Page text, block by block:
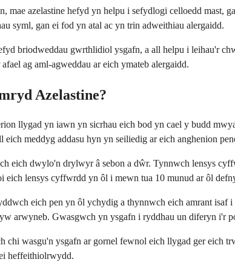
mae azelastine hefyd yn helpu i sefydlogi celloedd
syml, gan ei fod yn atal ac yn trin adweithiau alergaidd.
briodweddau gwrthlidiol ysgafn, a all helpu i leihau'r
ag aml-agweddau ar eich ymateb alergaidd.
Azelastine?
llygad yn iawn yn sicrhau eich bod yn cael y budd
meddyg addasu hyn yn seiliedig ar eich anghenion
eich dwylo'n drylwyr â sebon a dŵr. Tynnwch lensys
eich lensys cyffwrdd yn ôl i mewn tua 10 munud ar ôl
eich pen yn ôl ychydig a thynnwch eich amrant
arwyneb. Gwasgwch yn ysgafn i ryddhau un diferyn i'r
chi wasgu'n ysgafn ar gornel fewnol eich llygad ger eich
heffeithiolrwydd.